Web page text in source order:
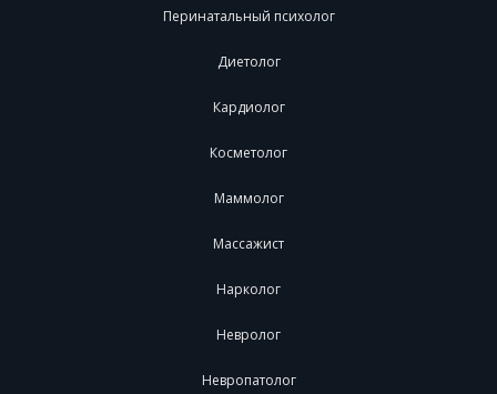
Перинатальный психолог
Диетолог
Кардиолог
Косметолог
Маммолог
Массажист
Нарколог
Невролог
Невропатолог